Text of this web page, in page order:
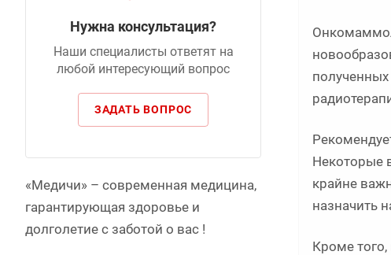
Некоторые
крайне
назначить
Кроме
Нужна консультация?
Наши специалисты ответят на
любой интересующий вопрос
ЗАДАТЬ ВОПРОС
«Медичи» – современная медицина,
гарантирующая здоровье и
долголетие c заботой о вас !